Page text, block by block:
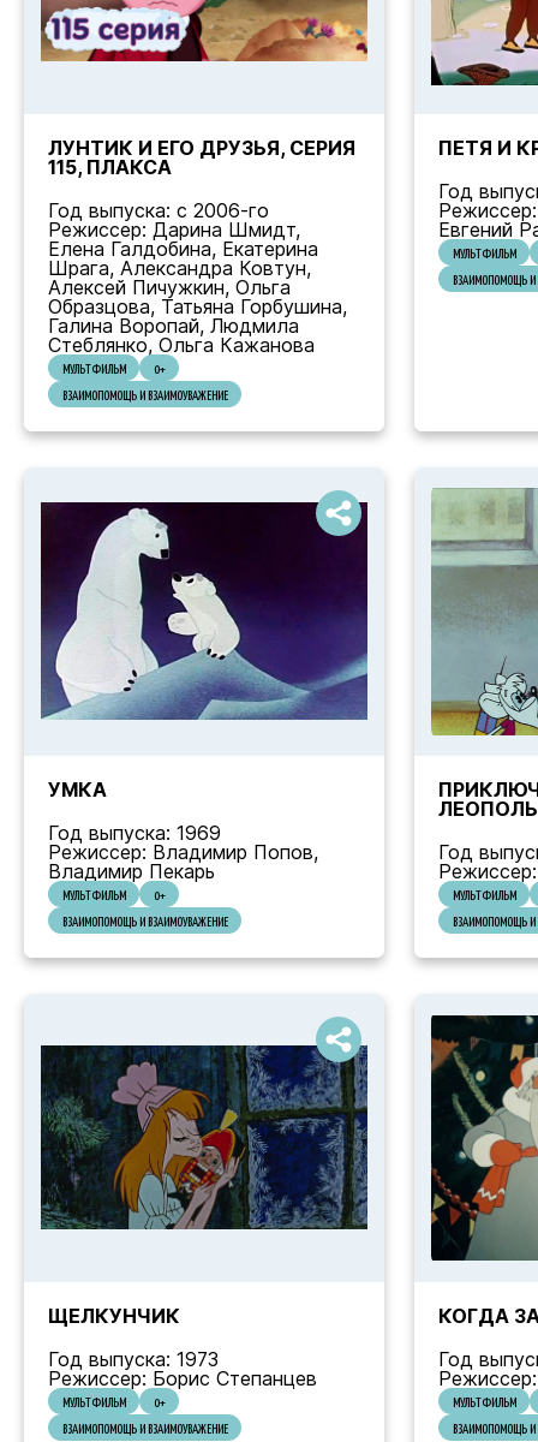
ЛУНТИК И ЕГО ДРУЗЬЯ, СЕРИЯ
115, ПЛАКСА
Год выпуска: с 2006-го
Режиссер: Дарина Шмидт,
Елена Галдобина, Екатерина
Шрага, Александра Ковтун,
Алексей Пичужкин, Ольга
Образцова, Татьяна Горбушина,
Галина Воропай, Людмила
Стеблянко, Ольга Кажанова
МУЛЬТФИЛЬМ
0+
ВЗАИМОПОМОЩЬ И ВЗАИМОУВАЖЕНИЕ
ПЕТЯ И
Год
Евгений
МУЛЬТФИЛЬМ
ВЗАИМОПОМОЩЬ И
УМКА
Год выпуска: 1969
Режиссер: Владимир Попов,
Владимир Пекарь
МУЛЬТФИЛЬМ
0+
ВЗАИМОПОМОЩЬ И ВЗАИМОУВАЖЕНИЕ
Год
МУЛЬТФИЛЬМ
ВЗАИМОПОМОЩЬ И
ЩЕЛКУНЧИК
Год выпуска: 1973
Режиссер: Борис Степанцев
МУЛЬТФИЛЬМ
0+
ВЗАИМОПОМОЩЬ И ВЗАИМОУВАЖЕНИЕ
КОГДА
Год
МУЛЬТФИЛЬМ
ВЗАИМОПОМОЩЬ И